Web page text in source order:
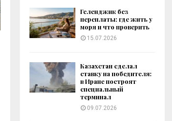
Геленджик без
переплаты: где жить у
моря и что проверить
15.07.2026
Казахстан сделал
ставку на победителя:
в Иране построят
специальный
терминал
09.07.2026